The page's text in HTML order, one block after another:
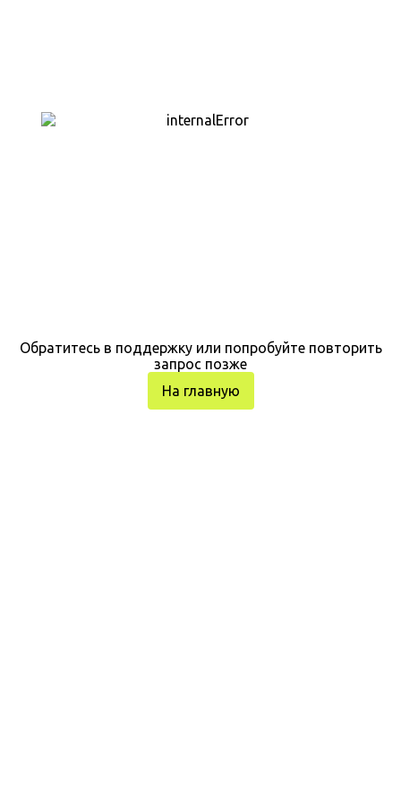
Обратитесь в поддержку или попробуйте повторить
запрос позже
На главную